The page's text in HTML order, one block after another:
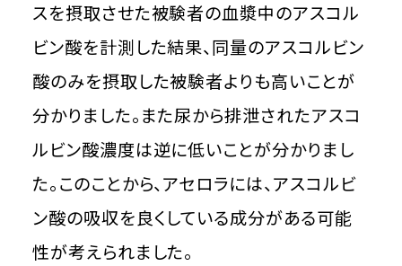
スを摂取させた被験者の血漿中のアスコル
ビン酸を計測した結果、同量のアスコルビン
酸のみを摂取した被験者よりも高いことが
分かりました。また尿から排泄されたアスコ
ルビン酸濃度は逆に低いことが分かりまし
た。このことから、アセロラには、アスコルビ
ン酸の吸収を良くしている成分がある可能
性が考えられました。